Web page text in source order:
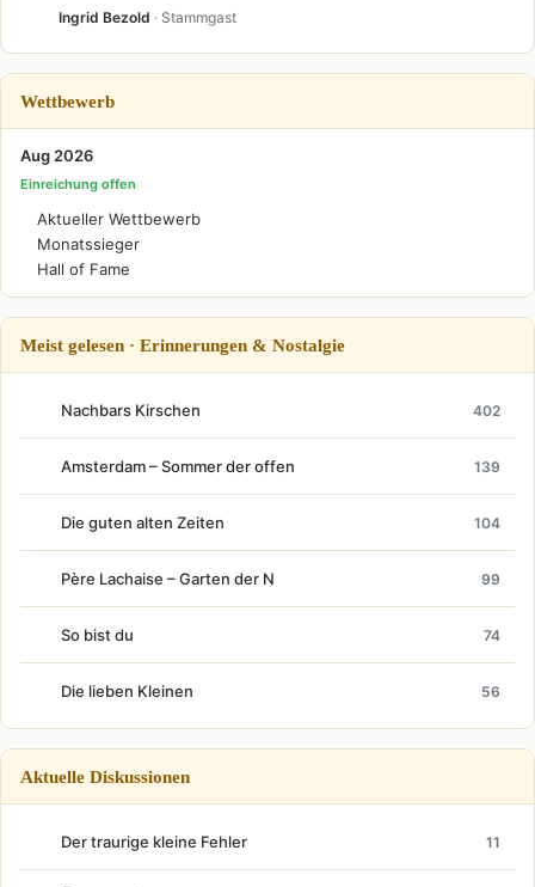
Ingrid Bezold · Stammgast
Wettbewerb
Aug 2026
Einreichung offen
Aktueller Wettbewerb
Monatssieger
Hall of Fame
Meist gelesen · Erinnerungen & Nostalgie
Nachbars Kirschen 402
Amsterdam – Sommer der offen 139
Die guten alten Zeiten 104
Père Lachaise – Garten der N 99
So bist du 74
Die lieben Kleinen 56
Aktuelle Diskussionen
Der traurige kleine Fehler 11